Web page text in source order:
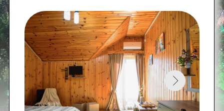
დაჯავშნეთ
(საუზმე ჩათვლილია)